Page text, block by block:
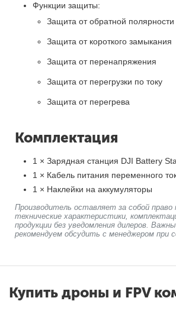
Функции защиты:
Защита от обратной полярности
Защита от короткого замыкания
Защита от перенапряжения
Защита от перегрузки по току
Защита от перегрева
Комплектация
1 × Зарядная станция DJI Battery
1 × Кабель питания переменного
1 × Наклейки на аккумуляторы
Производитель оставляет за собой право
технические характеристики,
продукции без уведомления дилеров.
рекомендуем обсудить с менеджером при
Купить дроны и FPV